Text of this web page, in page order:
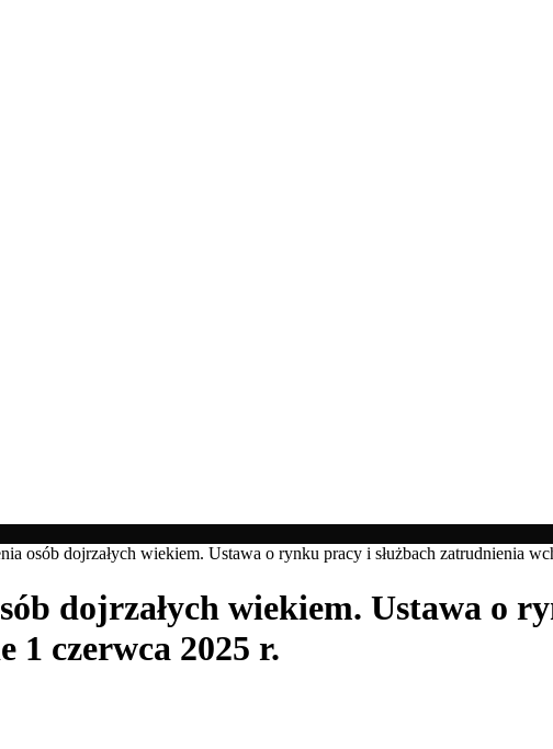
osób dojrzałych wiekiem. Ustawa o rynku pracy i służbach zatrudnienia
dojrzałych wiekiem. Ustawa o
1 czerwca 2025 r.